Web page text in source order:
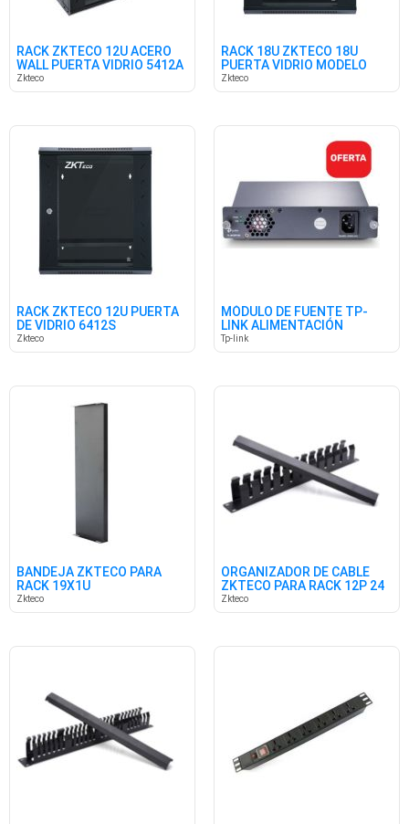
RACK ZKTECO 12U ACERO
WALL PUERTA VIDRIO 5412A
Zkteco
RACK 18U ZKTECO 18U
PUERTA VIDRIO MODELO
6618S
Zkteco
RACK ZKTECO 12U PUERTA
DE VIDRIO 6412S
Zkteco
MÓDULO DE FUENTE TP-
LINK ALIMENTACIÓN
REDUNDANTE
Tp-link
BANDEJA ZKTECO PARA
RACK 19X1U
Zkteco
ORGANIZADOR DE CABLE
ZKTECO PARA RACK 12P 24
POS
Zkteco